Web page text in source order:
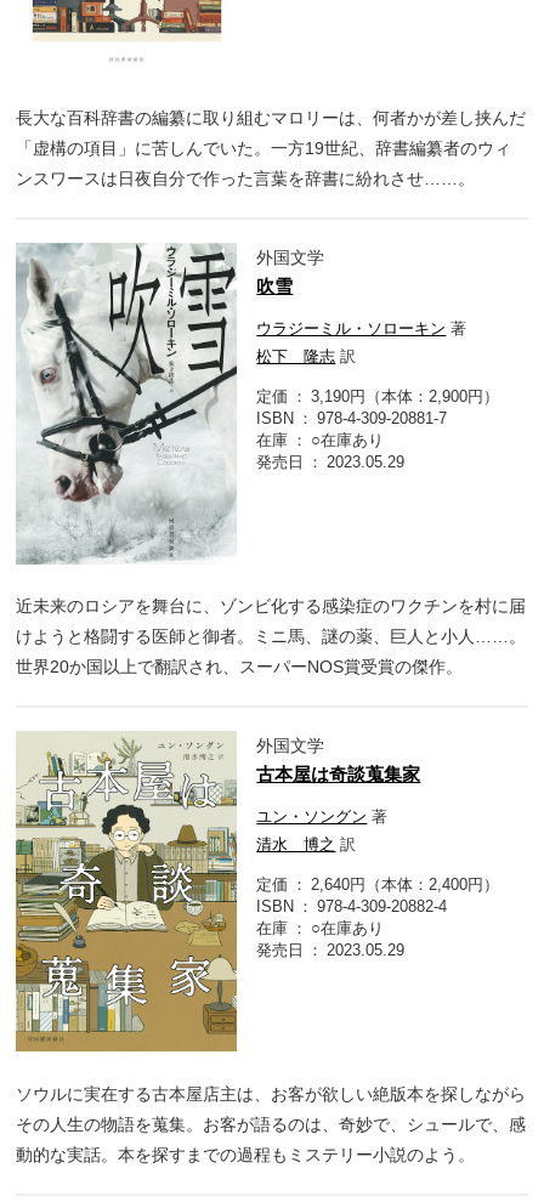
長大な百科辞書の編纂に取り組むマロリーは、何者かが差し挟んだ
「虚構の項目」に苦しんでいた。一方19世紀、辞書編纂者のウィ
ンスワースは日夜自分で作った言葉を辞書に紛れさせ……。
外国文学
吹雪
ウラジーミル・ソローキン 著
松下 隆志 訳
定価
3,190円（本体：2,900円）
ISBN
978-4-309-20881-7
在庫
○在庫あり
発売日
2023.05.29
近未来のロシアを舞台に、ゾンビ化する感染症のワクチンを村に届
けようと格闘する医師と御者。ミニ馬、謎の薬、巨人と小人……。
世界20か国以上で翻訳され、スーパーNOS賞受賞の傑作。
外国文学
古本屋は奇談蒐集家
ユン・ソングン 著
清水 博之 訳
定価
2,640円（本体：2,400円）
ISBN
978-4-309-20882-4
在庫
○在庫あり
発売日
2023.05.29
ソウルに実在する古本屋店主は、お客が欲しい絶版本を探しながら
その人生の物語を蒐集。お客が語るのは、奇妙で、シュールで、感
動的な実話。本を探すまでの過程もミステリー小説のよう。